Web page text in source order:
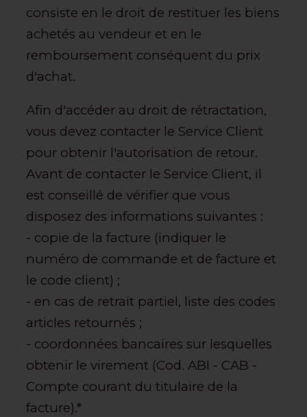
consiste en le droit de restituer les biens
achetés au vendeur et en le
remboursement conséquent du prix
d'achat.
Afin d'accéder au droit de rétractation,
vous devez contacter le Service Client
pour obtenir l'autorisation de retour.
Avant de contacter le Service Client, il
est conseillé de vérifier que vous
disposez des informations suivantes :
- copie de la facture (indiquer le
numéro de commande et de facture et
le code client) ;
- en cas de retrait partiel, liste des codes
articles retournés ;
- coordonnées bancaires sur lesquelles
obtenir le virement (Cod. ABI - CAB -
Compte courant du titulaire de la
facture).*